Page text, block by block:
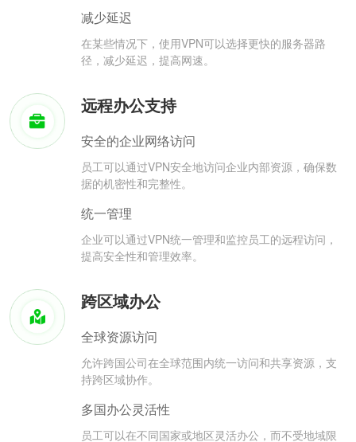
减少延迟
在某些情况下，使用VPN可以选择更快的服务器路
径，减少延迟，提高网速。
远程办公支持
安全的企业网络访问
员工可以通过VPN安全地访问企业内部资源，确保数
据的机密性和完整性。
统一管理
企业可以通过VPN统一管理和监控员工的远程访问，
提高安全性和管理效率。
跨区域办公
全球资源访问
允许跨国公司在全球范围内统一访问和共享资源，支
持跨区域协作。
多国办公灵活性
员工可以在不同国家或地区灵活办公，而不受地域限